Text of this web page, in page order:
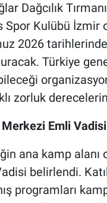
Dağcılık
Spor Kulübü İzmir
2026 tarihlerinde
Türkiye
zorluk
Emli
ana kamp alanı
belirlendi.
programları